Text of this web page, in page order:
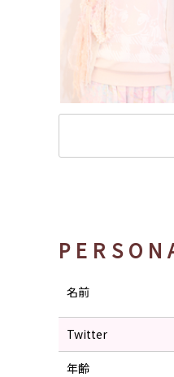
名前
Twitter
年齢